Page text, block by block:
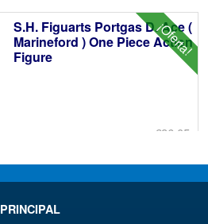
¡Oferta!
S.H. Figuarts Portgas D. Ace (
Marineford ) One Piece Action
Figure
€86.05
El
PRINCIPAL